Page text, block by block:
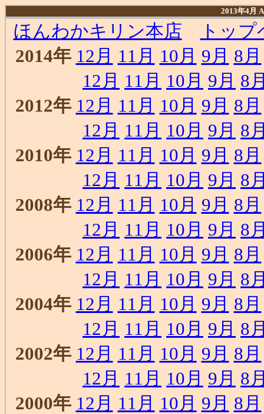
2013年4月
ほんわかキリン本店
トッ
2014年 12月 11月 10月 9月 8月
12月 11月 10月 9月 8
2012年 12月 11月 10月 9月 8月
12月 11月 10月 9月 8
2010年 12月 11月 10月 9月 8月
12月 11月 10月 9月 8
2008年 12月 11月 10月 9月 8月
12月 11月 10月 9月 8
2006年 12月 11月 10月 9月 8月
12月 11月 10月 9月 8
2004年 12月 11月 10月 9月 8月
12月 11月 10月 9月 8
2002年 12月 11月 10月 9月 8月
12月 11月 10月 9月 8
2000年 12月 11月 10月 9月 8月